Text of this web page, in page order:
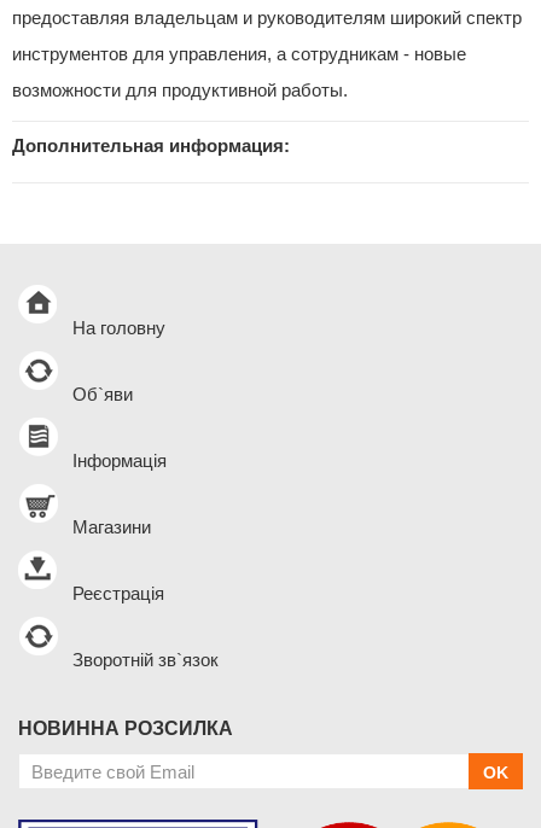
предоставляя владельцам и руководителям широкий спектр
инструментов для управления, а сотрудникам - новые
возможности для продуктивной работы.
Дополнительная информация:
На головну
Об`яви
Інформація
Магазини
Реєстрація
Зворотній зв`язок
НОВИННА РОЗСИЛКА
OK